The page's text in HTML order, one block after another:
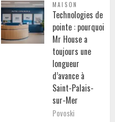
MAISON
Technologies de
pointe : pourquoi
Mr House a
toujours une
longueur
d’avance à
Saint-Palais-
sur-Mer
Povoski